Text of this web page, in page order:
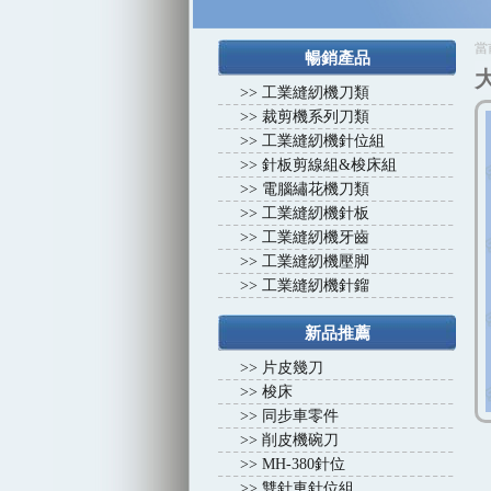
暢銷產品
>> 工業縫紉機刀類
>> 裁剪機系列刀類
>> 工業縫紉機針位組
>> 針板剪線組&梭床組
>> 電腦繡花機刀類
>> 工業縫紉機針板
>> 工業縫紉機牙齒
>> 工業縫紉機壓脚
>> 工業縫紉機針鎦
新品推薦
>> 片皮幾刀
>> 梭床
>> 同步車零件
>> 削皮機碗刀
>> MH-380針位
當